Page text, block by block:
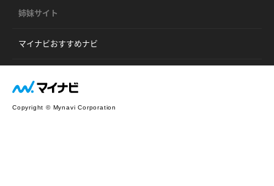
姉妹サイト
マイナビおすすめナビ
Copyright © Mynavi Corporation